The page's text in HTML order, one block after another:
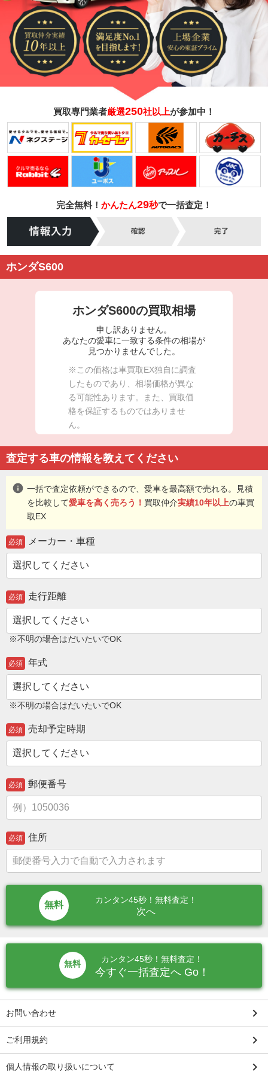
買取専門業者厳選250社以上が参加中！
完全無料！ かんたん29秒で一括査定！
ホンダS600
ホンダS600の買取相場
申し訳ありません。
あなたの愛車に一致する条件の相場が
見つかりませんでした。
※この価格は車買取EX独自に調査
したものであり、相場価格が異な
る可能性あります。また、買取価
格を保証するものではありませ
ん。
査定する車の情報を教えてください
info 一括で査定依頼ができるので、愛車を最高額で売れる。見積
を比較して愛車を高く売ろう！ 買取仲介実績10年以上の車買
取EX
必須 メーカー・車種
必須 走行距離
※不明の場合はだいたいでOK
必須 年式
※不明の場合はだいたいでOK
必須 売却予定時期
必須 郵便番号
必須 住所
カンタン45秒！無料査定！
次へ
無料
カンタン45秒！無料査定！
今すぐ一括査定へ Go！
お問い合わせ keyboard_arrow_right
ご利用規約 keyboard_arrow_right
個人情報の取り扱いについて keyboard_arrow_right